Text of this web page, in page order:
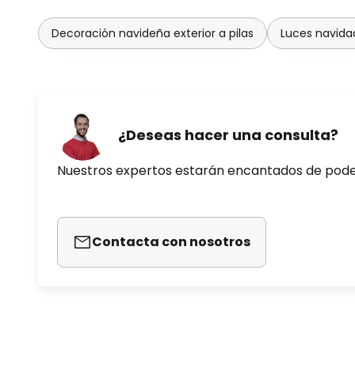
Decoración navideña exterior a pilas Luces
¿Deseas hacer una consulta?
Nuestros expertos estarán encantados de
Contacta con nosotros